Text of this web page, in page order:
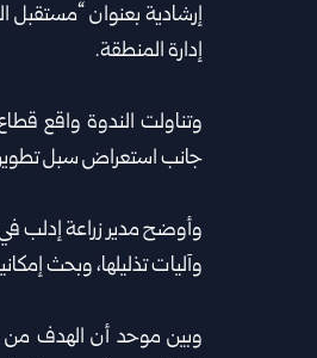
إرشادية بعنوان “مستقبل
إدارة المنطقة.
وتناولت الندوة واقع قطاع
جانب استعراض سبل تطوير
وأوضح مدير زراعة إدلب
وآليات تذليلها، وبحث
وبين موحد أن الهدف من